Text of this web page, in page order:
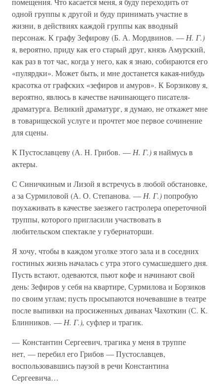
одной группы к другой и буду принимать участие в
жизни, в действиях каждой группы как вводный
персонаж. К графу Зефирову (Б. А. Мордвинов. — Н. Г.)
я, вероятно, приду как его старый друг, князь Амурский,
как раз в тот час, когда у него, как я знаю, собираются его
«пулярдки». Может быть, и мне достанется какая-нибудь
красотка от графских «зефиров и амуров». К Борзикову я,
вероятно, явлюсь в качестве начинающего писателя-
драматурга. Великий драматург, я думаю, не откажет мне
в товарищеской услуге и прочтет мое первое сочинение
для сцены.
К Пустославцеву (А. Н. Грибов. — Н. Г.)я наймусь в
актеры.
С Синичкиным и Лизой я встречусь в любой обстановке,
а за Сурмиловой (А. О. Степанова. — Н. Г.)попробую
поухаживать в качестве заезжего гастролера опереточной
труппы, которого пригласили участвовать в
любительском спектакле у губернаторши.
Я хочу, чтобы в каждом уголке этого зала и в соседних
гостиных жизнь началась с утра этого сумасшедшего дня.
Пусть встают, одеваются, пьют кофе и начинают свой
день: Зефиров у себя на квартире, Сурмилова и Борзиков
по своим углам; пусть просыпаются ночевавшие в театре
после выпивки на просиженных диванах Чахоткин (С. К.
Блинников. — Н. Г.), суфлер и трагик.
— Константин Сергеевич, трагика у меня в труппе
нет, — перебил его Грибов — Пустославцев,
воспользовавшись паузой в речи Константина
Сергеевича…